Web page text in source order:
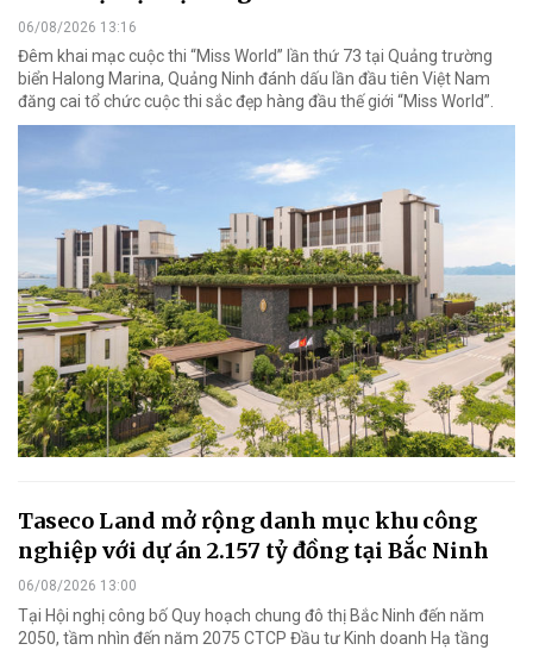
06/08/2026 13:16
Đêm khai mạc cuộc thi “Miss World” lần thứ 73 tại Quảng trường
biển Halong Marina, Quảng Ninh đánh dấu lần đầu tiên Việt Nam
đăng cai tổ chức cuộc thi sắc đẹp hàng đầu thế giới “Miss World”.
Taseco Land mở rộng danh mục khu công
nghiệp với dự án 2.157 tỷ đồng tại Bắc Ninh
06/08/2026 13:00
Tại Hội nghị công bố Quy hoạch chung đô thị Bắc Ninh đến năm
2050, tầm nhìn đến năm 2075 CTCP Đầu tư Kinh doanh Hạ tầng